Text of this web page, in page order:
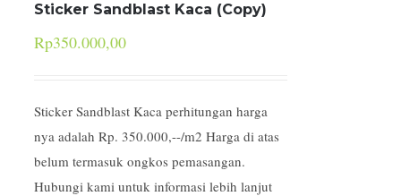
Sticker Sandblast Kaca (Copy)
Rp350.000,00
Sticker Sandblast Kaca perhitungan harga
nya adalah Rp. 350.000,--/m2 Harga di atas
belum termasuk ongkos pemasangan.
Hubungi kami untuk informasi lebih lanjut